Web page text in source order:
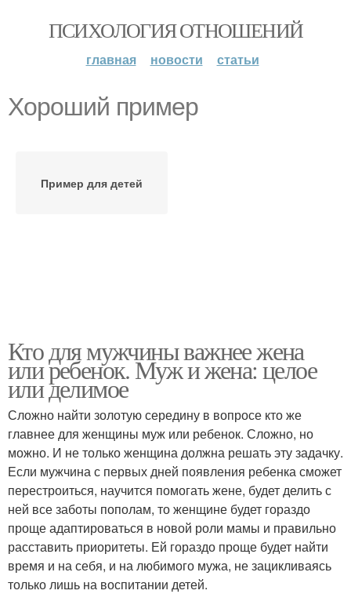
ПСИХОЛОГИЯ ОТНОШЕНИЙ
главная новости статьи
Хороший пример
Пример для детей
Кто для мужчины важнее жена
или ребенок. Муж и жена: целое
или делимое
Сложно найти золотую середину в вопросе кто же
главнее для женщины муж или ребенок. Сложно, но
можно. И не только женщина должна решать эту задачку.
Если мужчина с первых дней появления ребенка сможет
перестроиться, научится помогать жене, будет делить с
ней все заботы пополам, то женщине будет гораздо
проще адаптироваться в новой роли мамы и правильно
расставить приоритеты. Ей гораздо проще будет найти
время и на себя, и на любимого мужа, не зацикливаясь
только лишь на воспитании детей.